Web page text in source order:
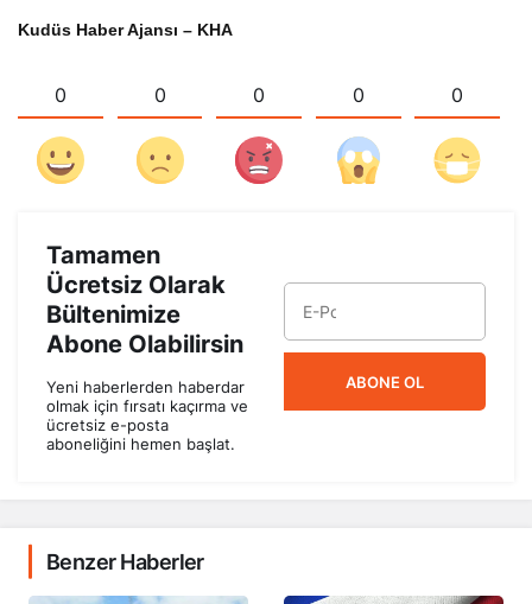
Kudüs Haber Ajansı – KHA
0 0 0 0 0
Tamamen
Ücretsiz Olarak
Bültenimize
Abone Olabilirsin
Yeni haberlerden haberdar
olmak için fırsatı kaçırma ve
ücretsiz e-posta
aboneliğini hemen başlat.
ABONE OL
Benzer Haberler